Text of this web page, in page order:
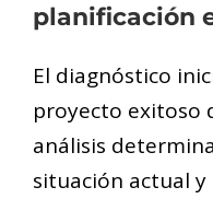
planificación
El diagnóstico
proyecto exitoso
análisis
situación actual